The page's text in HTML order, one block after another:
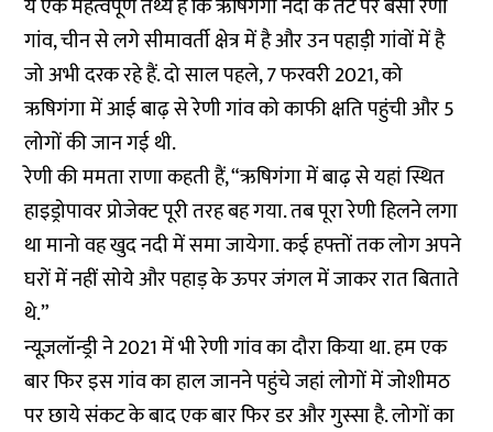
ये एक महत्वपूर्ण तथ्य है कि ऋषिगंगा नदी के तट पर बसा रेणी
गांव, चीन से लगे सीमावर्ती क्षेत्र में है और उन पहाड़ी गांवों में है
जो अभी दरक रहे हैं. दो साल पहले, 7 फरवरी 2021, को
ऋषिगंगा में आई बाढ़ से रेणी गांव को काफी क्षति पहुंची और 5
लोगों की जान गई थी.
रेणी की ममता राणा कहती हैं, “ऋषिगंगा में बाढ़ से यहां स्थित
हाइड्रोपावर प्रोजेक्ट पूरी तरह बह गया. तब पूरा रेणी हिलने लगा
था मानो वह खुद नदी में समा जायेगा. कई हफ्तों तक लोग अपने
घरों में नहीं सोये और पहाड़ के ऊपर जंगल में जाकर रात बिताते
थे.”
न्यूज़लॉन्ड्री ने 2021 में भी रेणी गांव का दौरा किया था. हम एक
बार फिर इस गांव का हाल जानने पहुंचे जहां लोगों में जोशीमठ
पर छाये संकट के बाद एक बार फिर डर और गुस्सा है. लोगों का